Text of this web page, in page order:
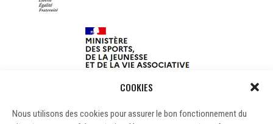
COOKIES
Nous utilisons des cookies pour assurer le bon fonctionnement du